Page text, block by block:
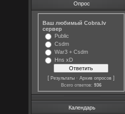
Опрос
Ваш любимый Cobra.lv
сервер
Public
Csdm
War3 + Csdm
Hns xD
[Результаты ·Архив опросов ]
Всего ответов: 936
Календарь